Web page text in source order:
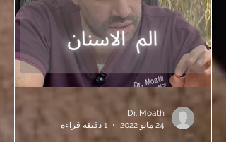
Dr. Moath
24 مايو 2022
1 دقيقة قراءة